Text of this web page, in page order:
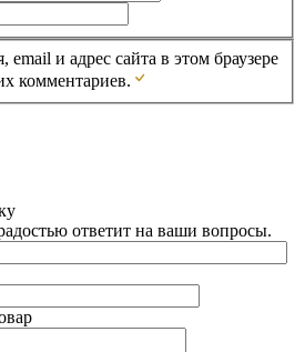
и адрес сайта в этом браузере
комментариев.
ответит на ваши вопросы.